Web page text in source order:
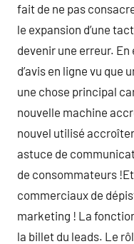
fait de ne pas
le expansion d’une
devenir une erreur.
d’avis en ligne vu
une chose principal
nouvelle machine
nouvel utilisé
astuce de
de consommateurs
commerciaux de
marketing ! La
la billet du leads. Le